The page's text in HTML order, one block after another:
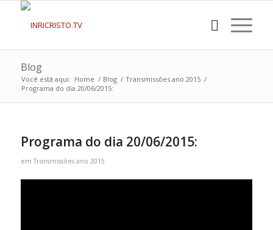
Blog
Você está aqui: Home / Blog / Transmissões ano 2015 /
Programa do dia 20/06/2015:
Programa do dia 20/06/2015:
emTransmissões ano 2015